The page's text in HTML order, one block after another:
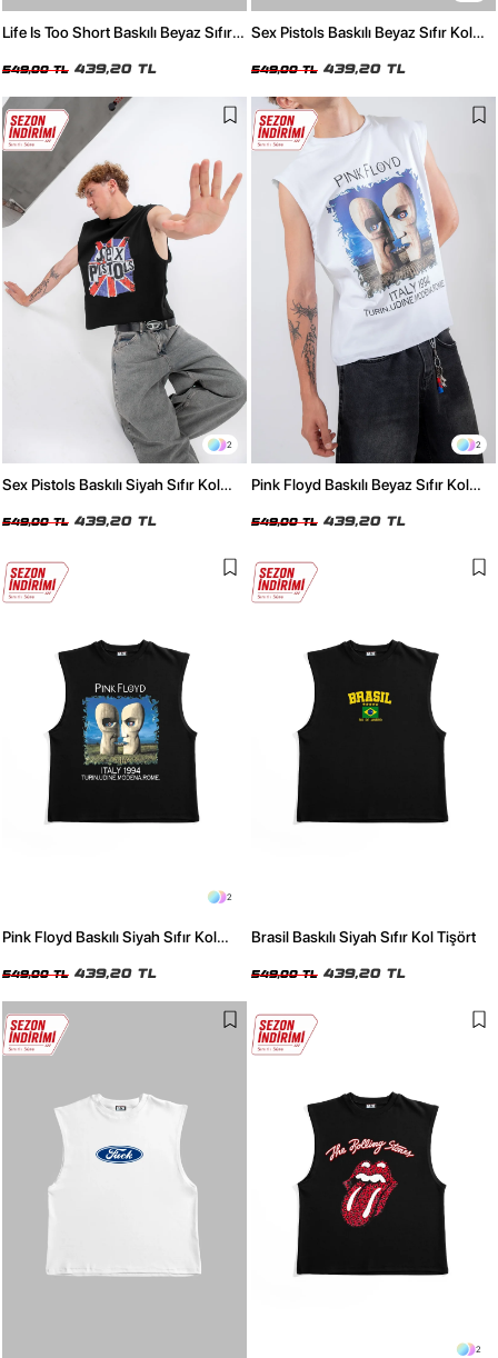
Life Is Too Short Baskılı Beyaz Sıfır
549,00 TL 439,20 TL
Sex Pistols Baskılı Beyaz Sıfır Kol
549,00 TL 439,20 TL
2
Sex Pistols Baskılı Siyah Sıfır Kol
549,00 TL 439,20 TL
2
Pink Floyd Baskılı Beyaz Sıfır Kol
549,00 TL 439,20 TL
2
Pink Floyd Baskılı Siyah Sıfır Kol
549,00 TL 439,20 TL
Brasil Baskılı Siyah Sıfır Kol Tişört
549,00 TL 439,20 TL
2